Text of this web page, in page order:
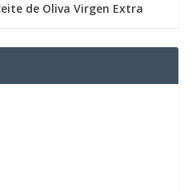
de Oliva Virgen Extra